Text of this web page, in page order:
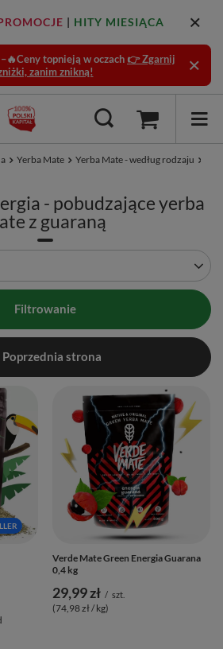
| HITY MIESIĄCA
topnieją w oczach 👉 Zgarnij
zanim znikną!
Yerba Mate Yerba Mate - według rodzaju
- pobudzające yerba
z guaraną
Filtrowanie
Poprzednia strona
Verde Mate Green Energia Guarana
0,4 kg
29,99 zł / szt.
(74,98 zł / kg)